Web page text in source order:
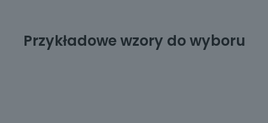
Przykładowe wzory do wyboru